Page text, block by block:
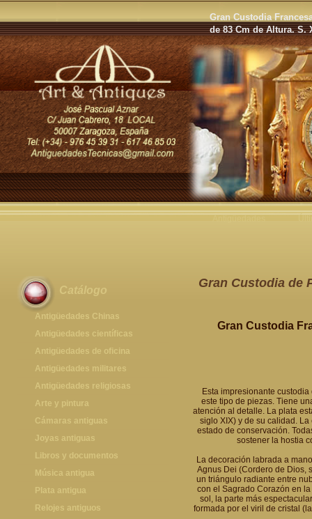
Gran Custodia
de 83 Cm de Altura. S.
Catálogo
Antigüedades Chinas
Antigüedades Chinas
Antigüedades científicas
Antigüedades científicas
Antigüedades de oficina
Máquinas de escribir antiguas
Calculadoras antiguas
Teléfonos y Telégrafos antiguos
Antigüedades militares
Espadas antiguas
Medallas y condecoraciones
Cascos militares
Otros artículos militares
Antigüedades religiosas
Antigüedades religiosas
Arte y pintura
Pintura antigua
Pintura contemporánea
Grabados antiguos y mapas
Cámaras antiguas
Cámaras antiguas
Joyas antiguas
Joyas antiguas
Libros y documentos
Libros antiguos
Fotografia antigua
Publicaciones antiguas
Música antigua
Gramófonos antiguos
Cajas de música antiguas
Plata antigua
Plata antigua
Relojes antiguos
Gran Custodia de
Gran Custodia
Esta impresionante
este tipo de piezas. Tiene
atención al detalle. La plata
siglo XIX) y de su calidad.
estado de conservación.
sostener la hostia
La decoración labrada a
Agnus Dei (Cordero de Dios,
un triángulo radiante entre
con el Sagrado Corazón en
sol, la parte más
formada por el viril de cristal